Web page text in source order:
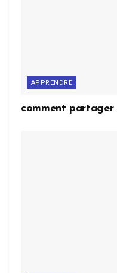
APPRENDRE
comment partager